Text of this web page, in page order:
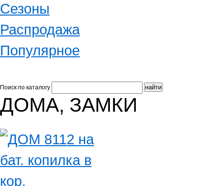
Сезоны
Распродажа
Популярное
Поиск по каталогу
ДОМА, ЗАМКИ